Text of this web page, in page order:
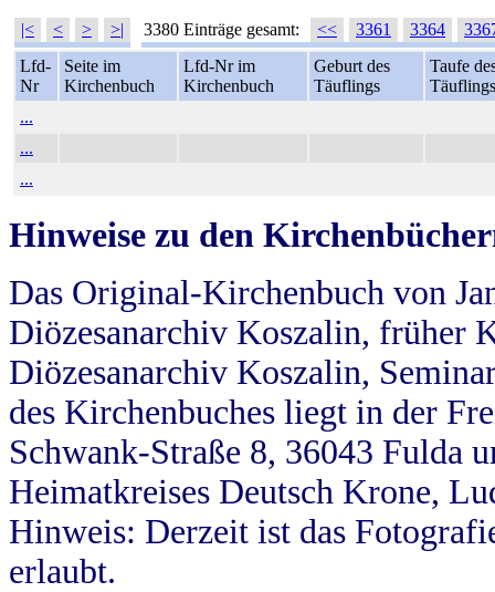
|< < > >| 3380 Einträge gesamt: << 3361 3364
Lfd-
Nr
Seite im
Kirchenbuch
Lfd-Nr im
Kirchenbuch
Geburt des
Täuflings
Taufe
Täuflings
...
...
...
Hinweise zu den
Das Original-Kirchenbuch von
Diözesanarchiv Koszalin, früher
Diözesanarchiv Koszalin,
des Kirchenbuches liegt in der
Schwank-Straße 8, 36043 Fulda
Heimatkreises Deutsch Krone,
Hinweis: Derzeit ist das
erlaubt.